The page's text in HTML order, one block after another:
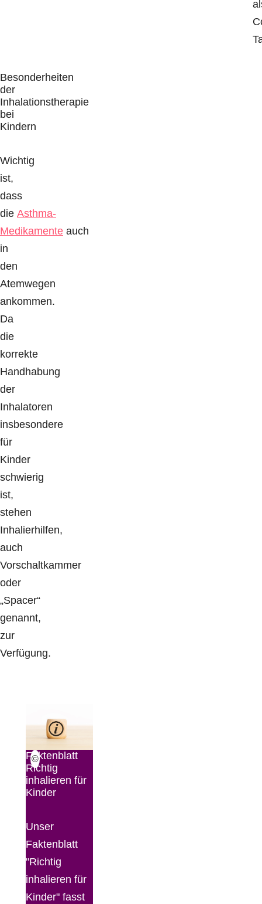
Besonderheiten
der
Inhalationstherapie
bei
Kindern
Wichtig
ist,
dass
die Asthma-
Medikamente auch
in
den
Atemwegen
ankommen.
Da
die
korrekte
Handhabung
der
Inhalatoren
insbesondere
für
Kinder
schwierig
ist,
stehen
Inhalierhilfen,
auch
Vorschaltkammer
oder
„Spacer“
genannt,
zur
Verfügung.
Faktenblatt
Richtig
inhalieren für
Kinder
Unser
Faktenblatt
"Richtig
inhalieren für
Kinder" fasst
©